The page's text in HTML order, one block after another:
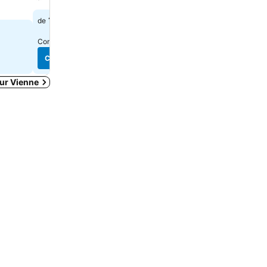
de 160 $
Consulter les prix de
Consulter les prix
Vienne